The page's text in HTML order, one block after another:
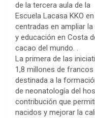
de la tercera aula de la
Escuela Lacasa KKO
centradas en ampliar la
y educación en Costa
cacao del mundo. .
La primera de las
1,8 millones de francos
destinada a la
de neonatología del
contribución que
nacidos y mejorar la